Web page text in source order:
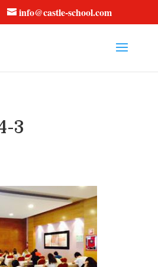
info@castle-school.com
3